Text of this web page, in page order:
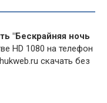
"Бескрайняя ночь
HD 1080 на телефон
скачать без